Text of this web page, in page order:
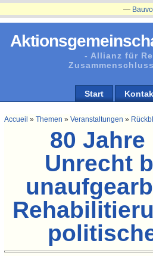
- Allianz für
Start
Accueil » Themen » Veranstaltungen »
80
Unrecht